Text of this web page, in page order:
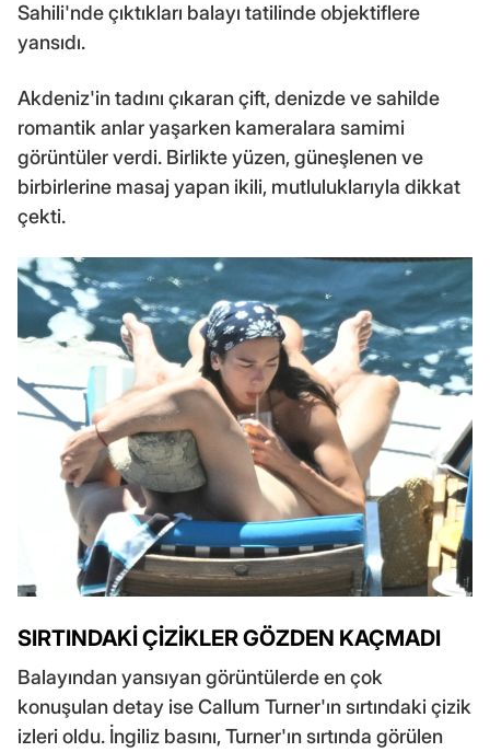
Sahili'nde çıktıkları balayı tatilinde objektiflere
yansıdı.
Akdeniz'in tadını çıkaran çift, denizde ve sahilde
romantik anlar yaşarken kameralara samimi
görüntüler verdi. Birlikte yüzen, güneşlenen ve
birbirlerine masaj yapan ikili, mutluluklarıyla dikkat
çekti.
SIRTINDAKİ ÇİZİKLER GÖZDEN KAÇMADI
Balayından yansıyan görüntülerde en çok
konuşulan detay ise Callum Turner'ın sırtındaki çizik
izleri oldu. İngiliz basını, Turner'ın sırtında görülen